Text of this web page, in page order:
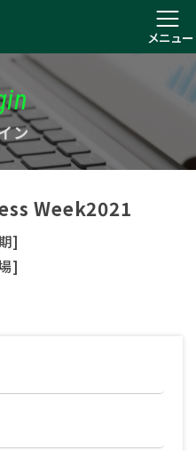
メニュー
ン
Week2021
]
]